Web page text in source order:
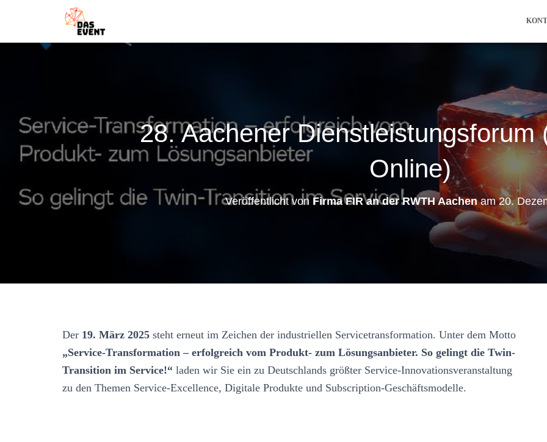
28. Aachener Dienstleistungsforum
Online)
Veröffentlicht von Firma FIR an der RWTH Aachenam20.
­Der 19. März 2025 steht erneut im Zeichen der industriellen Servicetransformation. Unter dem Motto
„Service-Transformation – erfolgreich vom Produkt- zum Lösungsanbieter. So gelingt die Twin-
Transition im Service!“ laden wir Sie ein zu Deutschlands größter Service-Innovationsveranstaltung
zu den Themen Service-Excellence, Digitale Produkte und Subscription-Geschäftsmodelle.